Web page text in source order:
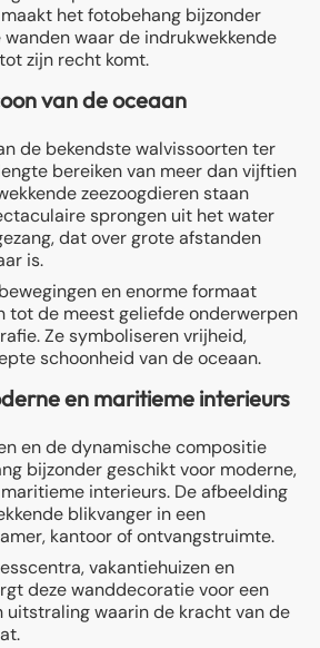
het fotobehang bijzonder
waar de indrukwekkende
zijn recht komt.
van de oceaan
de bekendste walvissoorten ter
bereiken van meer dan vijftien
zeezoogdieren staan
sprongen uit het water
dat over grote afstanden
is.
en enorme formaat
tot de meest geliefde onderwerpen
Ze symboliseren vrijheid,
schoonheid van de oceaan.
en maritieme interieurs
en de dynamische compositie
bijzonder geschikt voor moderne,
interieurs. De afbeelding
blikvanger in een
kantoor of ontvangstruimte.
vakantiehuizen en
deze wanddecoratie voor een
uitstraling waarin de kracht van de